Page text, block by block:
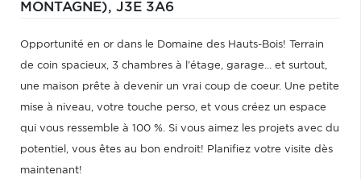
MONTAGNE), J3E 3A6
Opportunité en or dans le Domaine des Hauts-Bois! Terrain
de coin spacieux, 3 chambres à l'étage, garage... et surtout,
une maison prête à devenir un vrai coup de coeur. Une petite
mise à niveau, votre touche perso, et vous créez un espace
qui vous ressemble à 100 %. Si vous aimez les projets avec du
potentiel, vous êtes au bon endroit! Planifiez votre visite dès
maintenant!